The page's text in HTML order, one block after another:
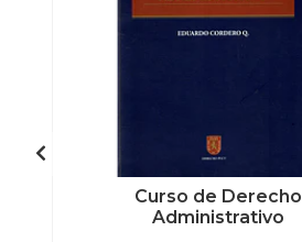
Curso de Derecho
Administrativo